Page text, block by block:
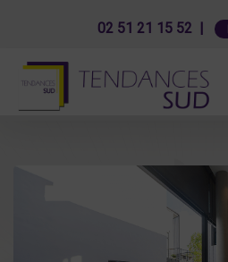
02 51 21 15 52 |